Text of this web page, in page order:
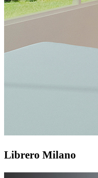
Librero Milano